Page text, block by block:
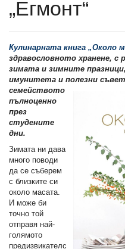
„Егмонт“
Кулинарната книга „Около
здравословното хранене, с
зимата и зимните
имунитета и полезни
семейството
пълноценно
през
студените
дни.
Зимата ни дава
много поводи
да се съберем
с близките си
около масата.
И може би
точно той
отправя най-
голямото
предизвикателс